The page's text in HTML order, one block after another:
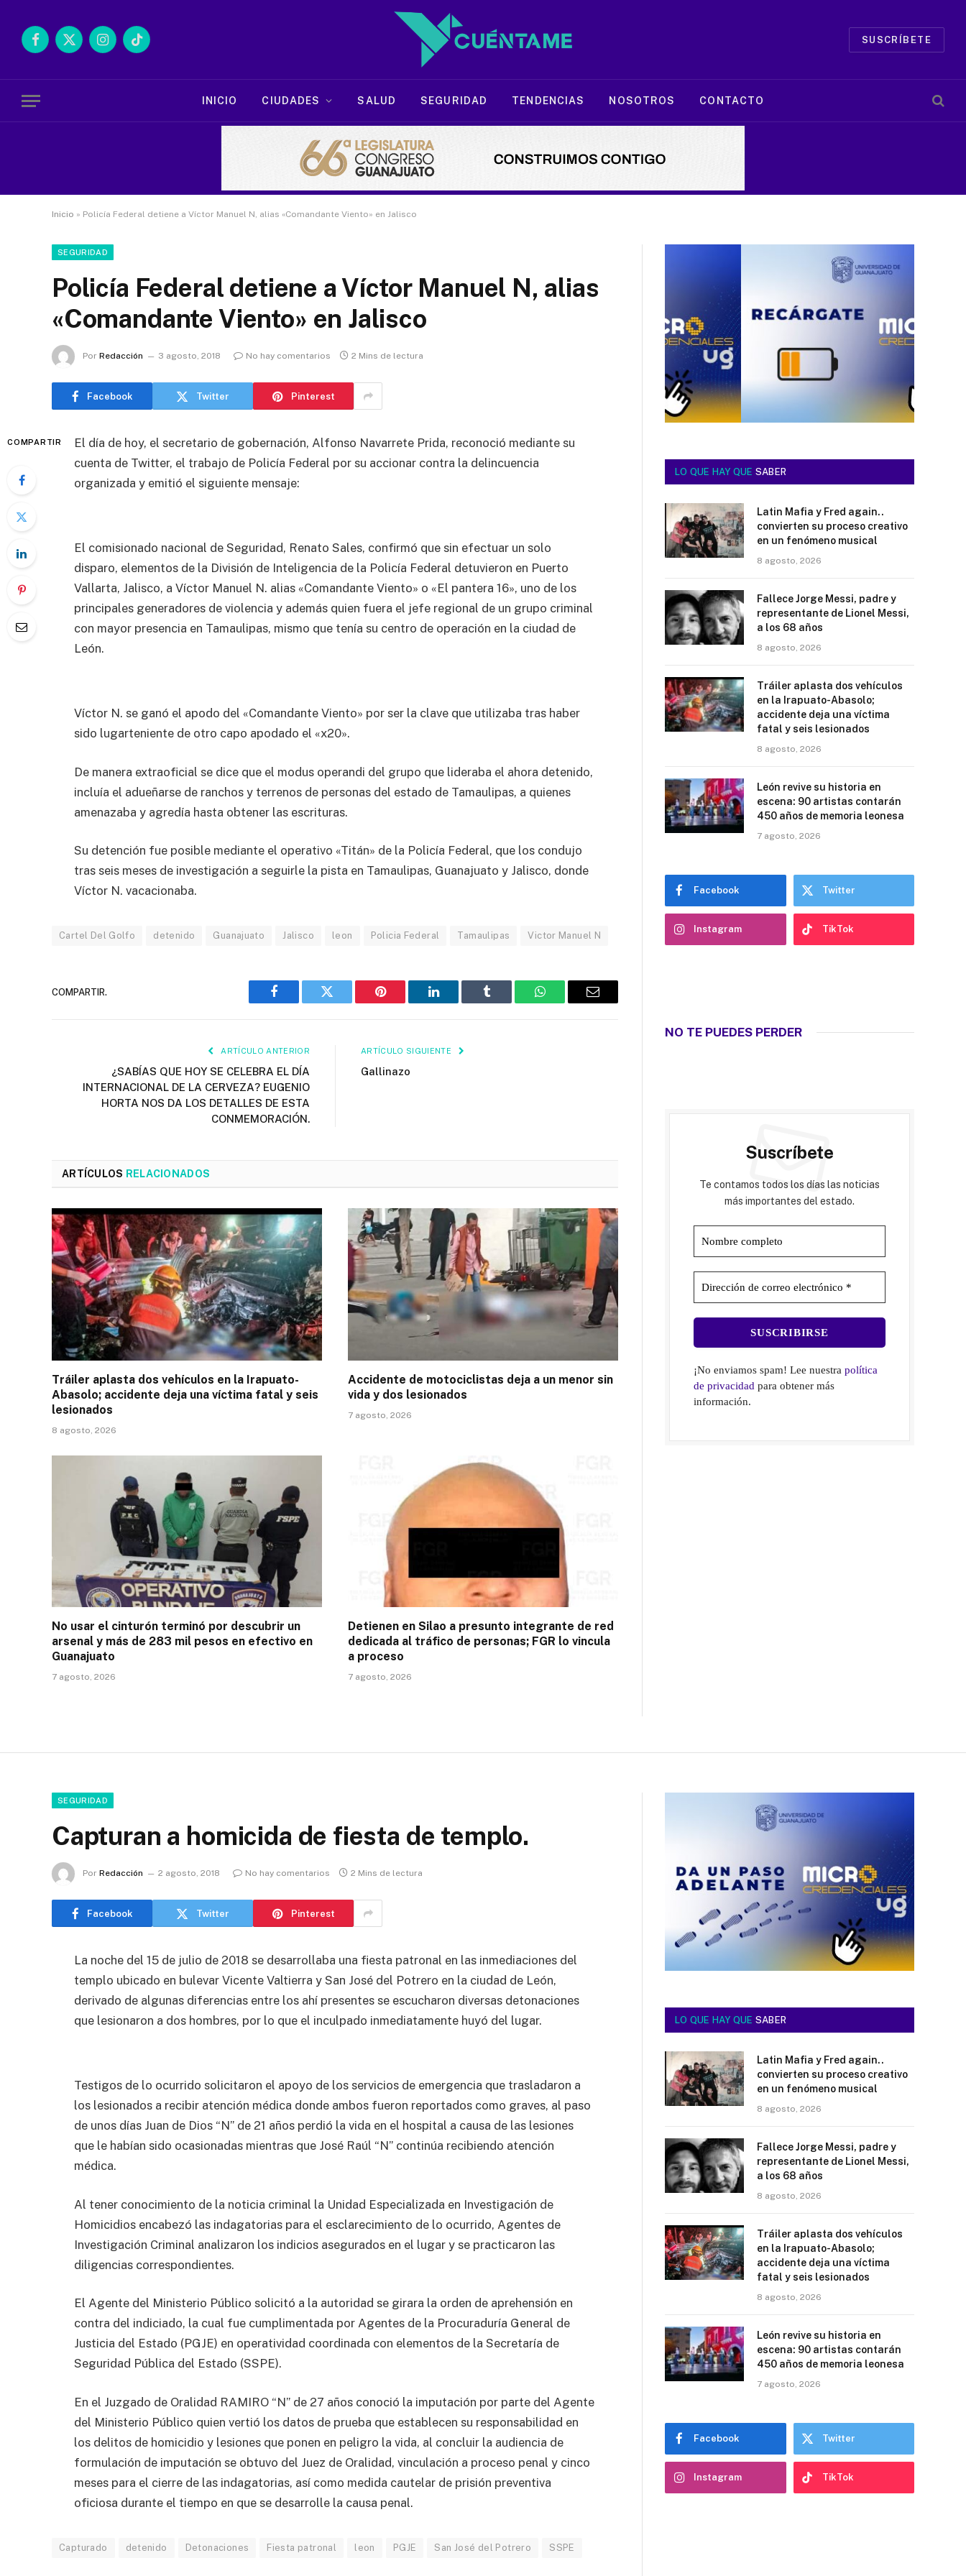
Facebook
X
InstagramTikTok
SUSCRÍBETE
INICIO CIUDADES SALUD SEGURIDAD TENDENCIAS NOSOTROS CONTACTO
Inicio » Policía Federal detiene a Víctor Manuel N, alias «Comandante Viento» en Jalisco
SEGURIDAD
Policía Federal detiene a Víctor Manuel N, alias
«Comandante Viento» en Jalisco
Por Redacción 3 agosto, 2018 No hay comentarios 2 Mins de lectura
Facebook Twitter Pinterest
COMPARTIR
El día de hoy, el secretario de gobernación, Alfonso Navarrete Prida, reconoció mediante su
cuenta de Twitter, el trabajo de Policía Federal por su accionar contra la delincuencia
organizada y emitió el siguiente mensaje:
El comisionado nacional de Seguridad, Renato Sales, confirmó que sin efectuar un solo
disparo, elementos de la División de Inteligencia de la Policía Federal detuvieron en Puerto
Vallarta, Jalisco, a Víctor Manuel N. alias «Comandante Viento» o «El pantera 16», uno de los
principales generadores de violencia y además quien fuera el jefe regional de un grupo criminal
con mayor presencia en Tamaulipas, mismo que tenía su centro de operación en la ciudad de
León.
Víctor N. se ganó el apodo del «Comandante Viento» por ser la clave que utilizaba tras haber
sido lugarteniente de otro capo apodado el «x20».
De manera extraoficial se dice que el modus operandi del grupo que lideraba el ahora detenido,
incluía el adueñarse de ranchos y terrenos de personas del estado de Tamaulipas, a quienes
amenazaba y agredía hasta obtener las escrituras.
Su detención fue posible mediante el operativo «Titán» de la Policía Federal, que los condujo
tras seis meses de investigación a seguirle la pista en Tamaulipas, Guanajuato y Jalisco, donde
Víctor N. vacacionaba.
Cartel Del Golfo detenido Guanajuato Jalisco leon Policia Federal Tamaulipas Victor Manuel N
COMPARTIR.
Facebook Twitter Pinterest LinkedIn Tumblr WhatsAppEmail
ARTÍCULO ANTERIOR
¿SABÍAS QUE HOY SE CELEBRA EL DÍA
INTERNACIONAL DE LA CERVEZA? EUGENIO
HORTA NOS DA LOS DETALLES DE ESTA
CONMEMORACIÓN.
ARTÍCULO SIGUIENTE
Gallinazo
ARTÍCULOS RELACIONADOS
Tráiler aplasta dos vehículos en la Irapuato-
Abasolo; accidente deja una víctima fatal y seis
lesionados
8 agosto, 2026
Accidente de motociclistas deja a un menor sin
vida y dos lesionados
7 agosto, 2026
No usar el cinturón terminó por descubrir un
arsenal y más de 283 mil pesos en efectivo en
Guanajuato
7 agosto, 2026
Detienen en Silao a presunto integrante de red
dedicada al tráfico de personas; FGR lo vincula
a proceso
7 agosto, 2026
LO QUE HAY QUE SABER
Latin Mafia y Fred again..
convierten su proceso creativo
en un fenómeno musical
8 agosto, 2026
Fallece Jorge Messi, padre y
representante de Lionel Messi,
a los 68 años
8 agosto, 2026
Tráiler aplasta dos vehículos
en la Irapuato-Abasolo;
accidente deja una víctima
fatal y seis lesionados
8 agosto, 2026
León revive su historia en
escena: 90 artistas contarán
450 años de memoria leonesa
7 agosto, 2026
Facebook Twitter
Instagram TikTok
NO TE PUEDES PERDER
Suscríbete
Te contamos todos los días las noticias
más importantes del estado.
¡No enviamos spam! Lee nuestrapolítica
de privacidad para obtener más
información.
SEGURIDAD
Capturan a homicida de fiesta de templo.
Por Redacción 2 agosto, 2018 No hay comentarios 2 Mins de lectura
Facebook Twitter Pinterest
La noche del 15 de julio de 2018 se desarrollaba una fiesta patronal en las inmediaciones del
templo ubicado en bulevar Vicente Valtierra y San José del Potrero en la ciudad de León,
derivado de algunas diferencias entre los ahí presentes se escucharon diversas detonaciones
que lesionaron a dos hombres, por lo que el inculpado inmediatamente huyó del lugar.
Testigos de lo ocurrido solicitaron el apoyo de los servicios de emergencia que trasladaron a
los lesionados a recibir atención médica donde ambos fueron reportados como graves, al paso
de unos días Juan de Dios “N” de 21 años perdió la vida en el hospital a causa de las lesiones
que le habían sido ocasionadas mientras que José Raúl “N” continúa recibiendo atención
médica.
Al tener conocimiento de la noticia criminal la Unidad Especializada en Investigación de
Homicidios encabezó las indagatorias para el esclarecimiento de lo ocurrido, Agentes de
Investigación Criminal analizaron los indicios asegurados en el lugar y se practicaron las
diligencias correspondientes.
El Agente del Ministerio Público solicitó a la autoridad se girara la orden de aprehensión en
contra del indiciado, la cual fue cumplimentada por Agentes de la Procuraduría General de
Justicia del Estado (PGJE) en operatividad coordinada con elementos de la Secretaría de
Seguridad Pública del Estado (SSPE).
En el Juzgado de Oralidad RAMIRO “N” de 27 años conoció la imputación por parte del Agente
del Ministerio Público quien vertió los datos de prueba que establecen su responsabilidad en
los delitos de homicidio y lesiones que ponen en peligro la vida, al concluir la audiencia de
formulación de imputación se obtuvo del Juez de Oralidad, vinculación a proceso penal y cinco
meses para el cierre de las indagatorias, así como medida cautelar de prisión preventiva
oficiosa durante el tiempo en que se desarrolle la causa penal.
Capturado detenido Detonaciones Fiesta patronal leon PGJE San José del Potrero SSPE
LO QUE HAY QUE SABER
Latin Mafia y Fred again..
convierten su proceso creativo
en un fenómeno musical
8 agosto, 2026
Fallece Jorge Messi, padre y
representante de Lionel Messi,
a los 68 años
8 agosto, 2026
Tráiler aplasta dos vehículos
en la Irapuato-Abasolo;
accidente deja una víctima
fatal y seis lesionados
8 agosto, 2026
León revive su historia en
escena: 90 artistas contarán
450 años de memoria leonesa
7 agosto, 2026
Facebook Twitter
Instagram TikTok